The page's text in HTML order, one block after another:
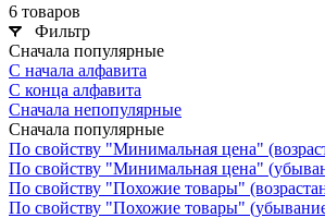
6 товаров
Фильтр
Сначала популярные
С начала алфавита
С конца алфавита
Сначала непопулярные
Сначала популярные
По свойству "Минимальная цена"
По свойству "Минимальная цена"
По свойству "Похожие товары"
По свойству "Похожие товары"